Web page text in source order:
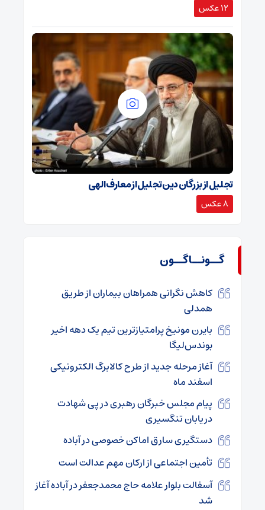
12 عکس
تجلیل از بزرگان دین تجلیل از معارف الهی
8 عکس
گــونــاگــون
کاهش نگرانی همراهان بیماران از طریق
همدلی
بایرن مونیخ پرامتیازترین تیم یک دهه اخیر
بوندس‌لیگا
آغاز مرحله جدید از طرح کالابرگ الکترونیکی
اسفند ماه
پیام مجلس خبرگان رهبری در پی شهادت
دریابان تنگسیری
دستگیری سارق اماکن خصوصی در آباده
تأمین اجتماعی از ارکان مهم عدالت است
آسفالت بلوار علامه حاج محمدجعفر در آباده آغاز
شد